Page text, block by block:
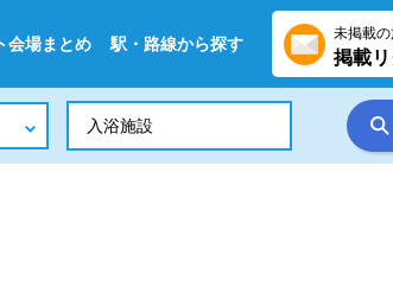
会場まとめ 駅・路線から探す
未掲載
掲載